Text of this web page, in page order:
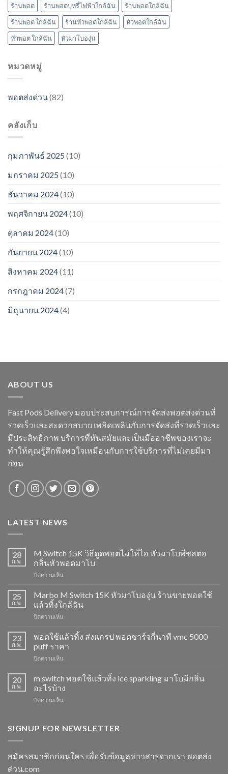
ร้านพอต
ร้านพอตบุหรี่ไฟฟ้าใกล้ฉัน
ร้านพอตใกล้ฉัน
ร้านพอต ใกล้ฉัน
ร้านหัวพอตใกล้ฉัน
หัวพอตใกล้ฉัน
หัวพอต ใกล้ฉัน
หัวมาโบองุ่น
หมวดหมู่
พอตส่งด่วน(82)
คลังเก็บ
กุมภาพันธ์ 2025 (10)
มกราคม 2025 (10)
ธันวาคม 2024(10)
พฤศจิกายน 2024(10)
ตุลาคม 2024(10)
กันยายน 2024(10)
สิงหาคม 2024(11)
กรกฎาคม 2024(7)
มิถุนายน 2024(4)
ABOUT US
Fast Pods Delivery มอบประสบการณ์การจัดส่งพอตส่งด่วนที่
รวดเร็วและสะดวกสบาย เพลิดเพลินกับการจัดส่งที่รวดเร็วและ
มีประสิทธิภาพ บริการที่ทันสมัยและเป็นมืออาชีพของเราจะ
ทำให้คุณรู้สึกพึงพอใจเหมือนกับการใช้บริการที่ไม่เคยมีมา
ก่อน
LATEST NEWS
28
ก.พ.
M Switch 15K วิธีดูดพอตไม่ให้ไอ หัวมาโบพีชสตอ
กลิ่นหัวพอตมาโบ
ปิดความเห็น
Switch
15K
วิธี
ดูด
ไม่
ให้
หัว
โบ
พีช
ตมา
25
ก.พ.
Marbo M Switch 15K หัวมาโบองุ่น ร้านขายพอตใช้
แล้วทิ้งใกล้ฉัน
ปิดความเห็น
M
15K
หัว
โบ
องุ่น
ขาย
แล้ว
ฉัน
23
ก.พ.
พอตใช้แล้วทิ้ง ส่งแกรป พอตชาร์จกี่นาที vmc 5000
puff ราคา
ปิดความเห็น
ทิ้ง
ส่ง
ชาร์จ
vmc
20
ก.พ.
m switch พอตใช้แล้วทิ้ง ice sparkling มาโบมีกลิ่น
อะไรบ้าง
ปิดความเห็น
พอต
ice
SIGNUP FOR NEWSLETTER
สมัครสมาชิกก่อนใคร เพื่อรับข้อมูลข่าวสารจากเรา พอตส่ง
ด่วน.com